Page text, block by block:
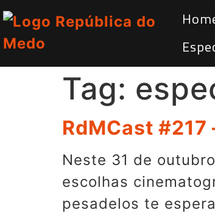
Tag:
RdMCast
Neste 31 de
escolhas
pesadelos te